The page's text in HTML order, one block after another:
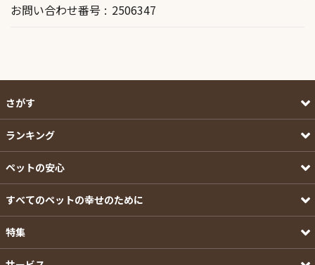
お問い合わせ番号
2506347
さがす
ランキング
ペットの安心
すべてのペットの幸せのために
特集